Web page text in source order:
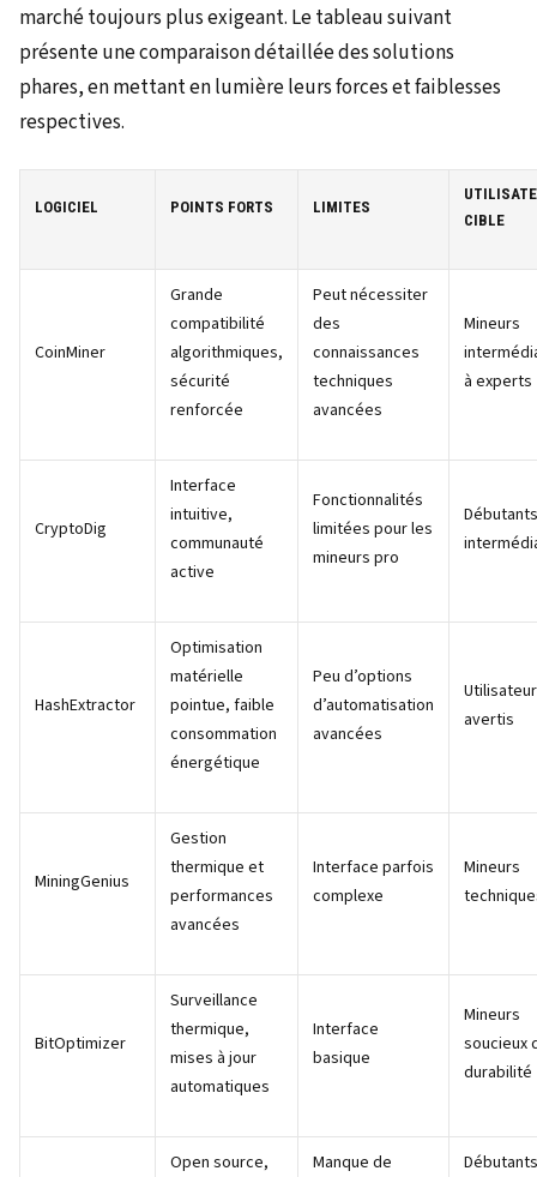
marché toujours plus exigeant. Le tableau suivant
présente une comparaison détaillée des solutions
phares, en mettant en lumière leurs forces et faiblesses
respectives.
LOGICIEL POINTS FORTS LIMITES
CIBLE
CoinMiner
Grande
compatibilité
algorithmiques,
sécurité
renforcée
Peut nécessiter
des
connaissances
techniques
avancées
Mineurs
à experts
CryptoDig
Interface
intuitive,
communauté
active
Fonctionnalités
limitées pour les
mineurs pro
HashExtractor
Optimisation
matérielle
pointue, faible
consommation
énergétique
Peu d’options
d’automatisation
avancées
avertis
MiningGenius
Gestion
thermique et
performances
avancées
Interface parfois
complexe
Mineurs
BitOptimizer
Surveillance
thermique,
mises à jour
automatiques
Interface
basique
Mineurs
soucieux
durabilité
Open source,
Manque de